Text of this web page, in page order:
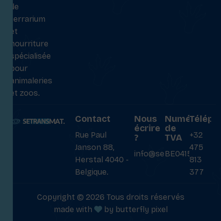
de
terrarium
et
nourriture
spécialisée
pour
animaleries
et zoos.
Contact
Rue Paul
Janson 88,
Herstal 4040 -
Belgique.
Nous
écrire
?
info@setransmat.com
Numéro
de
TVA
BE0415027069
+32
475
813
377
Copyright © 2026 Tous droits réservés
made with
by butterfly pixel